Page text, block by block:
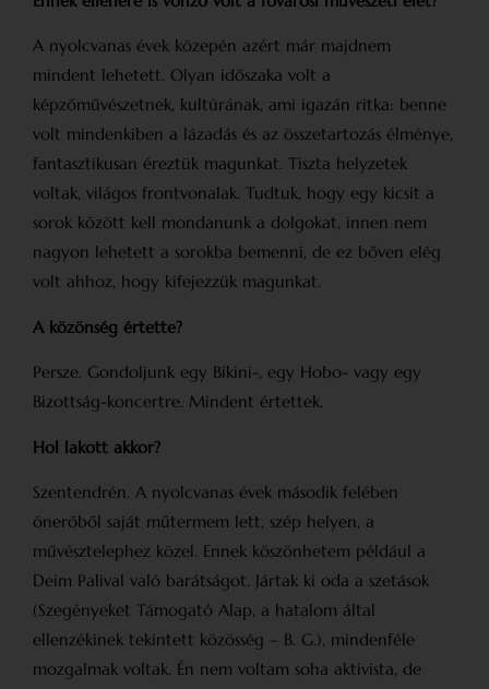
A nyolcvanas évek közepén azért már majdnem
mindent lehetett. Olyan időszaka volt a
képzőművészetnek, kultúrának, ami igazán ritka: benne
volt mindenkiben a lázadás és az összetartozás élménye,
fantasztikusan éreztük magunkat. Tiszta helyzetek
voltak, világos frontvonalak. Tudtuk, hogy egy kicsit a
sorok között kell mondanunk a dolgokat, innen nem
nagyon lehetett a sorokba bemenni, de ez bőven elég
volt ahhoz, hogy kifejezzük magunkat.
A közönség értette?
Persze. Gondoljunk egy Bikini-, egy Hobo- vagy egy
Bizottság-koncertre. Mindent értettek.
Hol lakott akkor?
Szentendrén. A nyolcvanas évek második felében
önerőből saját műtermem lett, szép helyen, a
művésztelephez közel. Ennek köszönhetem például a
Deim Palival való barátságot. Jártak ki oda a szetások
(Szegényeket Támogató Alap, a hatalom által
ellenzékinek tekintett közösség – B. G.), mindenféle
mozgalmak voltak. Én nem voltam soha aktivista, de